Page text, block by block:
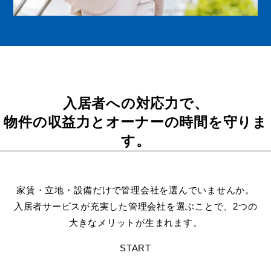
入居者への対応力で、
物件の収益力とオーナーの時間を守りま
す。
家賃・立地・設備だけで管理会社を選んでいませんか。
入居者サービスが充実した管理会社を選ぶことで、2つの
大きなメリットが生まれます。
START